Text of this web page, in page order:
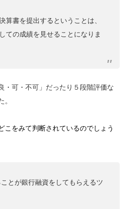
算書を提出するということは、
ての成績を見せることになりま
・可・不可」だったり５段階評価な
。
こをみて判断されているのでしょう
とが銀行融資をしてもらえるツ